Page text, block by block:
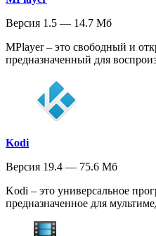
Версия 1.5 — 14.7 Мб
MPlayer – это свободный и
предназначенный для
Kodi
Версия 19.4 — 75.6 Мб
Kodi – это универсальное
предназначенное для